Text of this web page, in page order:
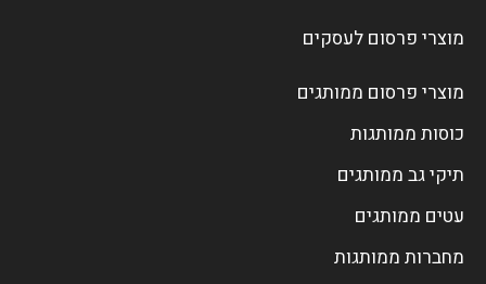
מוצרי פרסום לעסקים
מוצרי פרסום ממותגים
כוסות ממותגות
תיקי גב ממותגים
עטים ממותגים
מחברות ממותגות